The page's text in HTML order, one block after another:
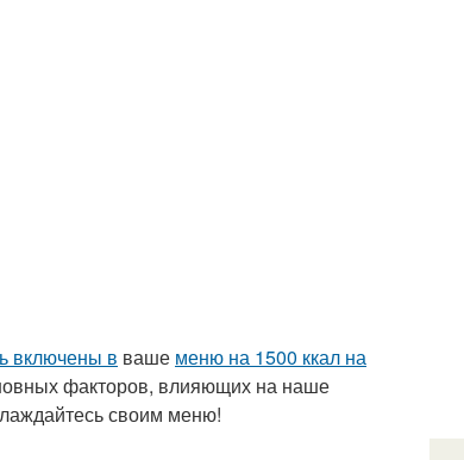
включены в ваше меню на 1500 ккал на
факторов, влияющих на наше
своим меню!